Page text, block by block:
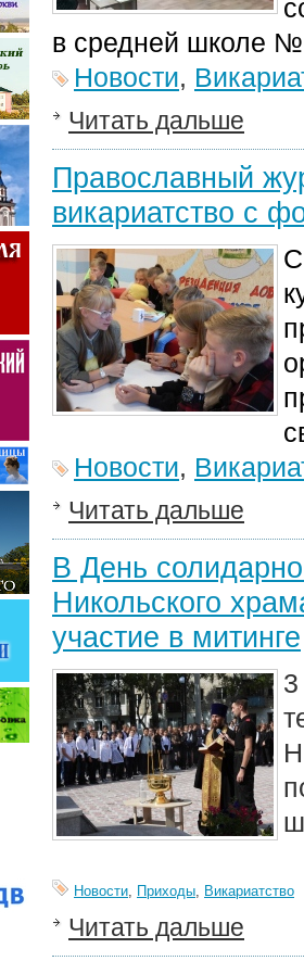
в средней школе
Новости,
Читать дальше
Православный
викариатство с
Новости,
Читать дальше
В День
Никольского
участие в митинге
Новости, Приходы, Викариатство
Читать дальше